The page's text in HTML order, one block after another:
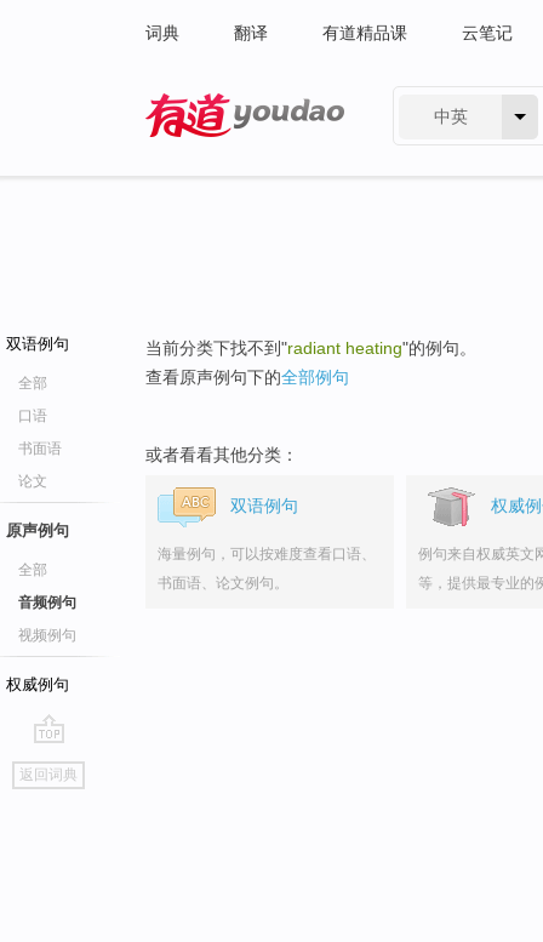
词典 翻译 有道精品课 云笔记
中英
双语例句
全部
口语
书面语
论文
原声例句
全部
音频例句
视频例句
权威例句
go
top
返回词典
当前分类下找不到"radiant heating"的例句。
查看原声例句下的全部例句
或者看看其他分类：
双语例句
海量例句，可以按难度查看口语、
书面语、论文例句。
权威
例句来自权威英文
等，提供最专业的